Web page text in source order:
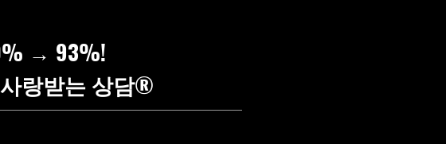
→ 93%!
랑받는 상담®️